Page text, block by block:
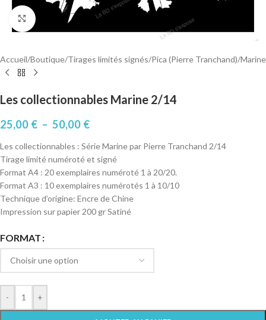
Cliquez pour agrandir
Accueil/Boutique/Tirages limités signés/Pica (Pierre Tranchand)/Marine
Les collectionnables Marine 2/14
25,00 € – 50,00 €
Les collectionnables : Série Marine par Pierre Tranchand 2/14
Tirage limité numéroté et signé
Format A4 : 20 exemplaires numéroté 1 à 20/20.
Format A3 : 10 exemplaires numérotés 1 à 10/10
Technique d’origine: Encre de Chine
Impression sur papier 200 gr Satiné
FORMAT
- +